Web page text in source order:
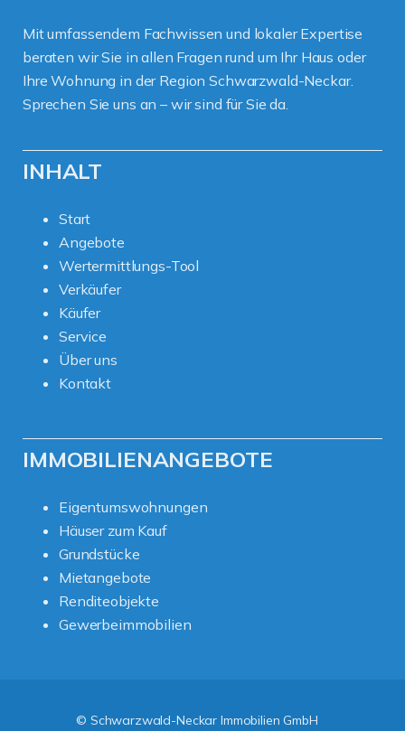
Mit umfassendem Fachwissen und lokaler Expertise
beraten wir Sie in allen Fragen rund um Ihr Haus oder
Ihre Wohnung in der Region Schwarzwald-Neckar.
Sprechen Sie uns an – wir sind für Sie da.
INHALT
Start
Angebote
Wertermittlungs-Tool
Verkäufer
Käufer
Service
Über uns
Kontakt
IMMOBILIENANGEBOTE
Eigentumswohnungen
Häuser zum Kauf
Grundstücke
Mietangebote
Renditeobjekte
Gewerbeimmobilien
© Schwarzwald-Neckar Immobilien GmbH